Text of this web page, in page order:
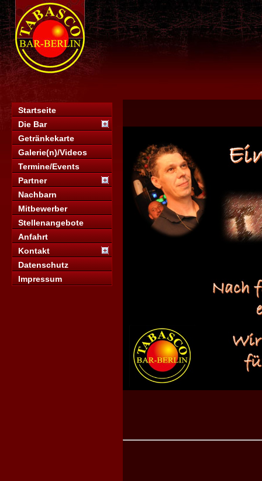
Startseite
Die Bar
Getränkekarte
Galerie(n)/Videos
Termine/Events
Partner
Nachbarn
Mitbewerber
Stellenangebote
Anfahrt
Kontakt
Datenschutz
Impressum